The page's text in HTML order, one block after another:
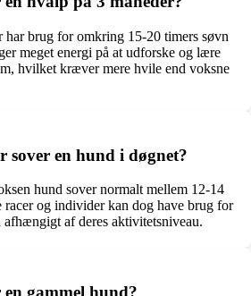
har brug for omkring 15-20 timers søvn
meget energi på at udforske og lære
hvilket kræver mere hvile end voksne
sover en hund i døgnet?
hund sover normalt mellem 12-14
racer og individer kan dog have brug for
afhængigt af deres aktivitetsniveau.
gammel hund?